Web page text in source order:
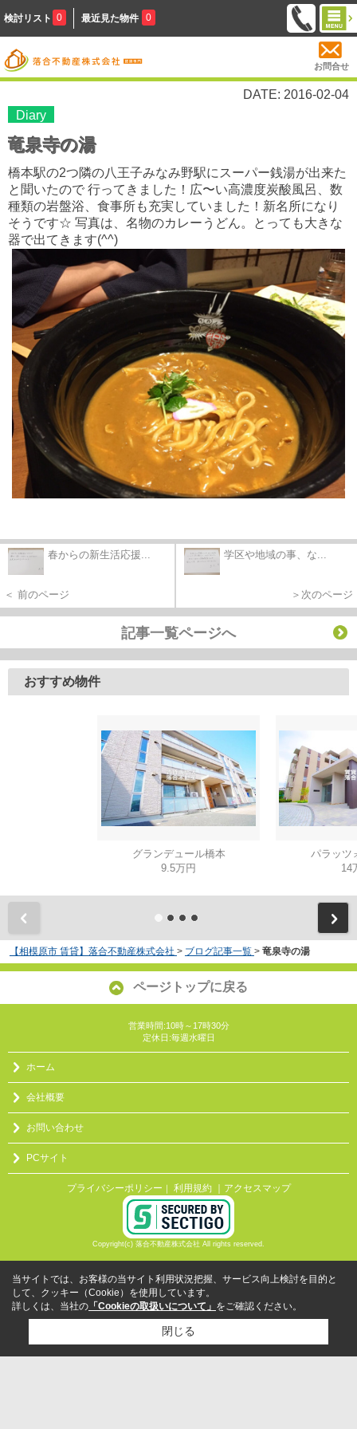
検討リスト 0 最近見た物件 0
お問合せ
DATE: 2016-02-04
Diary
竜泉寺の湯
橋本駅の2つ隣の八王子みなみ野駅にスーパー銭湯が出来た
と聞いたので 行ってきました！広〜い高濃度炭酸風呂、数
種類の岩盤浴、食事所も充実していました！新名所になり
そうです☆ 写真は、名物のカレーうどん。とっても大きな
器で出てきます(^^)
春からの新生活応援...
＜ 前のページ
学区や地域の事、な...
＞次のページ
記事一覧ページへ
おすすめ物件
グランデュール橋本
9.5万円
パラッツ
14
【相模原市 賃貸】落合不動産株式会社 > ブログ記事一覧 > 竜泉寺の湯
ページトップに戻る
営業時間:10時～17時30分
定休日:毎週水曜日
ホーム
会社概要
お問い合わせ
PCサイト
プライバシーポリシー 利用規約 ｜アクセスマップ
Copyright(c) 落合不動産株式会社 All rights reserved.
当サイトでは、お客様の当サイト利用状況把握、サービス向上検討を目的と
して、クッキー（Cookie）を使用しています。
詳しくは、当社の 「Cookieの取扱いについて」 をご確認ください。
閉じる